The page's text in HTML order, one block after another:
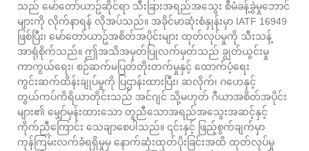
သည် မော်တော်ယာဥ်ဆိုင်ရာ သီးခြားအရည်အသွေး စီမံခန့်ခွဲမှုဘောင်
များကို လိုက်နာရန် လိုအပ်သည်။ အခိုင်မာဆုံးစံနှုန်းမှာ IATF 16949
ဖြစ်ပြီး၊ မော်တော်ယာဥ်အစိတ်အပိုင်းများ ထုတ်လုပ်မှုကို သီးသန့်
အာရုံစိုက်သည်။ ဤအသိအမှတ်ပြုလက်မှတ်သည် ချွတ်ယွင်းမှု
ကာကွယ်ရေး၊ စဉ်ဆက်မပြတ်တိုးတက်မှုနှင့် ထောက်ပံ့ရေး
ကွင်းဆက်ထိန်းချုပ်မှုကို ပြဌာန်းထားပြီး၊ ဆလိုက်၊ ဂဟေနှင့်
တွယ်ကပ်ကိရိယာတိုင်းသည် အင်ဂျင် သို့မဟုတ် ဂီယာအစိတ်အပိုင်း
များ၏ မျှော်မှန်းထားသော တူညီသောအရည်အသွေးအဆင့်နှင့်
ကိုက်ညီကြောင်း သေချာစေပါသည်။ ၎င်းနှင့် ဖြည့်စွက်ချက်မှာ
ကုန်ကြမ်းလက်ခံရရှိမှုမှ နောက်ဆုံးထုတ်ပိုးခြင်းအထိ ထုတ်လုပ်မှု